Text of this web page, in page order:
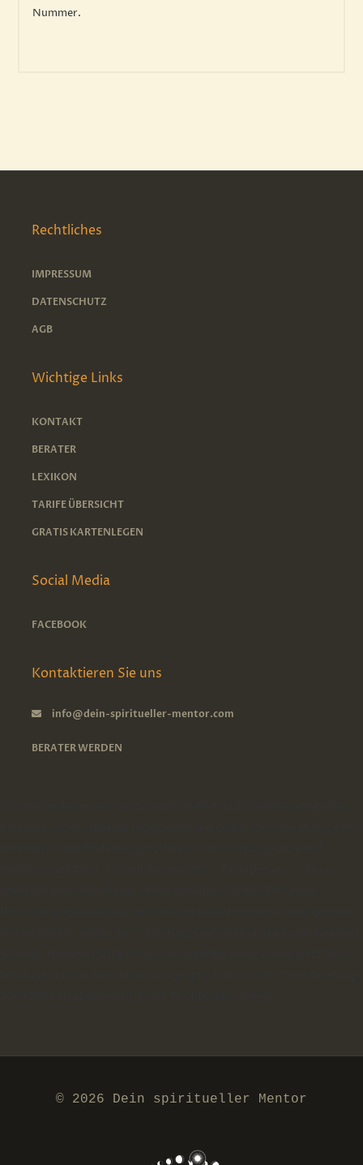
Nummer.
Rechtliches
IMPRESSUM
DATENSCHUTZ
AGB
Wichtige Links
KONTAKT
BERATER
LEXIKON
TARIFE ÜBERSICHT
GRATIS KARTENLEGEN
Social Media
FACEBOOK
Kontaktieren Sie uns
info@dein-spiritueller-mentor.com
BERATER WERDEN
© 2026 Dein spiritueller Mentor